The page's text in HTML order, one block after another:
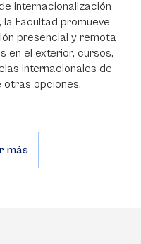
internacionalización
Facultad promueve
presencial y remota
en el exterior, cursos,
Internacionales de
otras opciones.
más